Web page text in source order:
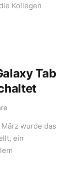
Kollegen
Tab
wurde das
ein